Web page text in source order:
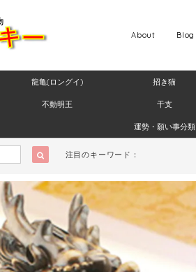
Blog
About
龍亀(ロングイ) 招き猫
不動明王 干支
運勢・願い事分類
注目のキーワード：